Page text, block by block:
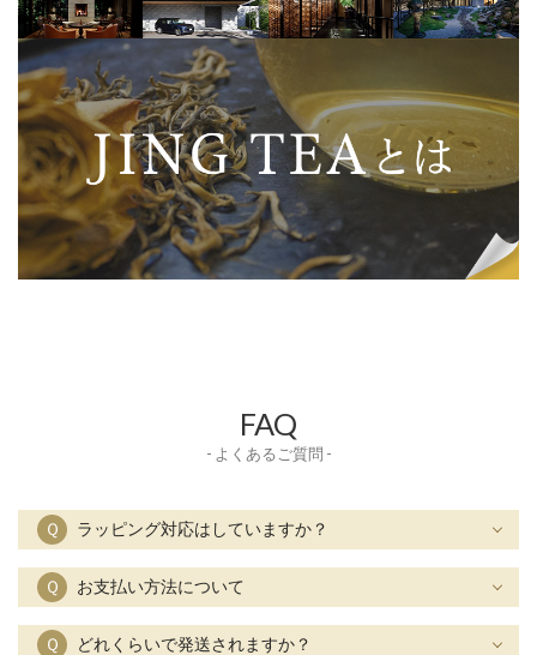
FAQ
- よくあるご質問 -
Ｑ ラッピング対応はしていますか？
Ｑ お支払い方法について
Ｑ どれくらいで発送されますか？